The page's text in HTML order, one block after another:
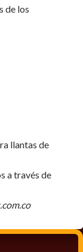
de los
llantas de
a través de